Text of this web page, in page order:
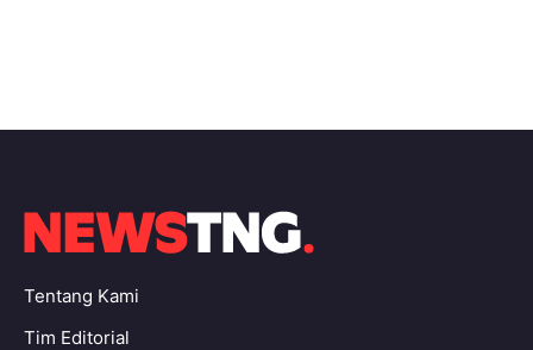
Tentang Kami
Tim Editorial